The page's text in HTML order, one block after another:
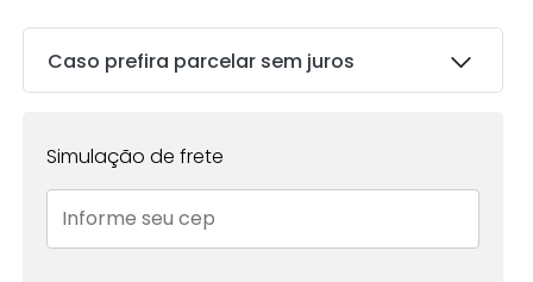
Caso prefira parcelar sem juros
1x deR$135.00sem
juros no cartão
R$135.00
Simulação de frete